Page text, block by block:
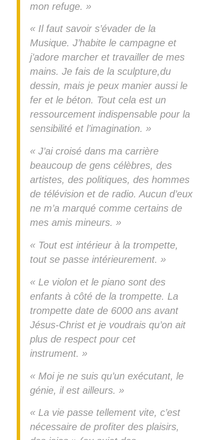
mon refuge. »
« Il faut savoir s’évader de la
Musique. J’habite le campagne et
j’adore marcher et travailler de mes
mains. Je fais de la sculpture,du
dessin, mais je peux manier aussi le
fer et le béton. Tout cela est un
ressourcement indispensable pour la
sensibilité et l’imagination. »
« J’ai croisé dans ma carrière
beaucoup de gens célèbres, des
artistes, des politiques, des hommes
de télévision et de radio. Aucun d’eux
ne m’a marqué comme certains de
mes amis mineurs. »
« Tout est intérieur à la trompette,
tout se passe intérieurement. »
« Le violon et le piano sont des
enfants à côté de la trompette. La
trompette date de 6000 ans avant
Jésus-Christ et je voudrais qu’on ait
plus de respect pour cet
instrument. »
« Moi je ne suis qu’un exécutant, le
génie, il est ailleurs. »
« La vie passe tellement vite, c’est
nécessaire de profiter des plaisirs,